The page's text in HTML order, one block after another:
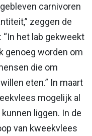
carnivoren
zeggen de
“In het lab gekweekt
genoeg worden om
die om
eten.” In maart
mogelijk al
liggen. In de
van kweekvlees